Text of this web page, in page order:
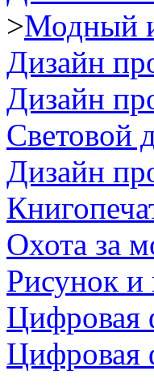
>Модный
Дизайн
Дизайн
Световой
Дизайн
Охота за
Рисунок и
Цифровая
Цифровая